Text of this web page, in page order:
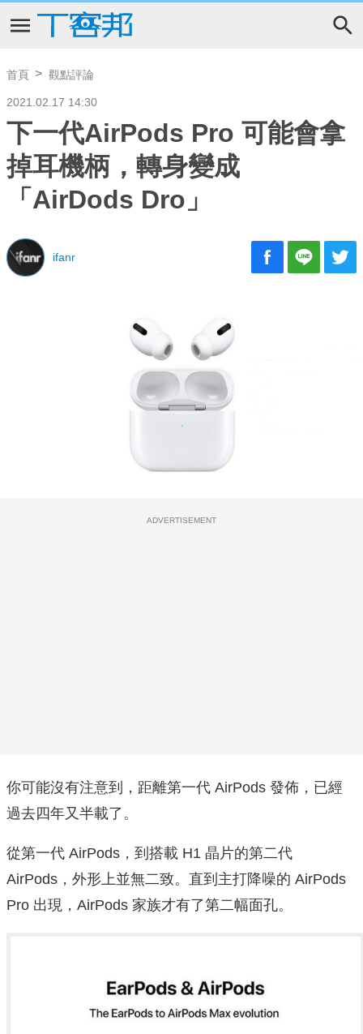
首頁 觀點評論
2021.02.17 14:30
下一代AirPods Pro 可能會拿
掉耳機柄，轉身變成
「AirDods Dro」
ifanr
ADVERTISEMENT
你可能沒有注意到，距離第一代 AirPods 發佈，已經
過去四年又半載了。
從第一代 AirPods，到搭載 H1 晶片的第二代
AirPods，外形上並無二致。直到主打降噪的 AirPods
Pro 出現，AirPods 家族才有了第二幅面孔。